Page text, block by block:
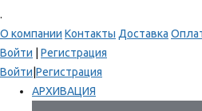
.
О компании Контакты Доставка
Войти
Регистрация
Войти Регистрация
АРХИВАЦИЯ